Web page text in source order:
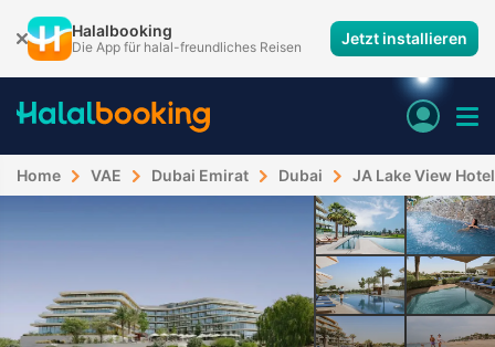
Halalbooking
Die App für halal-freundliches Reisen Jetzt installieren
Home VAE Dubai Emirat Dubai JA Lake View